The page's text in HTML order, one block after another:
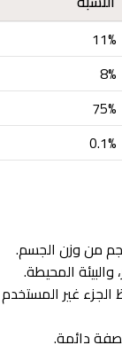
11%
8%
75%
0.1%
المحيطة.
الجزء غير المستخدم
دائمة.